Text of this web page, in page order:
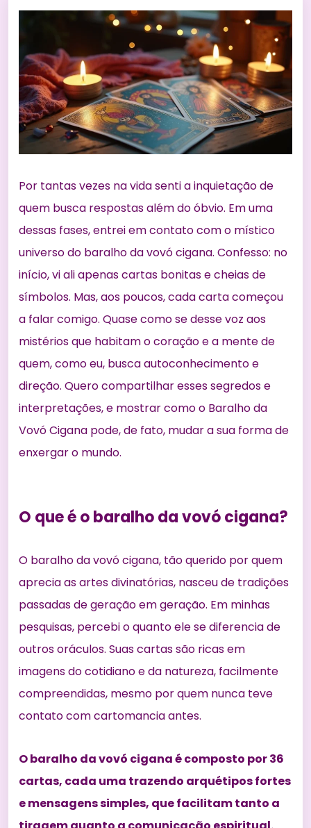
Por tantas vezes na vida senti a inquietação de
quem busca respostas além do óbvio. Em uma
dessas fases, entrei em contato com o místico
universo do baralho da vovó cigana. Confesso: no
início, vi ali apenas cartas bonitas e cheias de
símbolos. Mas, aos poucos, cada carta começou
a falar comigo. Quase como se desse voz aos
mistérios que habitam o coração e a mente de
quem, como eu, busca autoconhecimento e
direção. Quero compartilhar esses segredos e
interpretações, e mostrar como o Baralho da
Vovó Cigana pode, de fato, mudar a sua forma de
enxergar o mundo.
O que é o baralho da vovó cigana?
O baralho da vovó cigana, tão querido por quem
aprecia as artes divinatórias, nasceu de tradições
passadas de geração em geração. Em minhas
pesquisas, percebi o quanto ele se diferencia de
outros oráculos. Suas cartas são ricas em
imagens do cotidiano e da natureza, facilmente
compreendidas, mesmo por quem nunca teve
contato com cartomancia antes.
O baralho da vovó cigana é composto por 36
cartas, cada uma trazendo arquétipos fortes
e mensagens simples, que facilitam tanto a